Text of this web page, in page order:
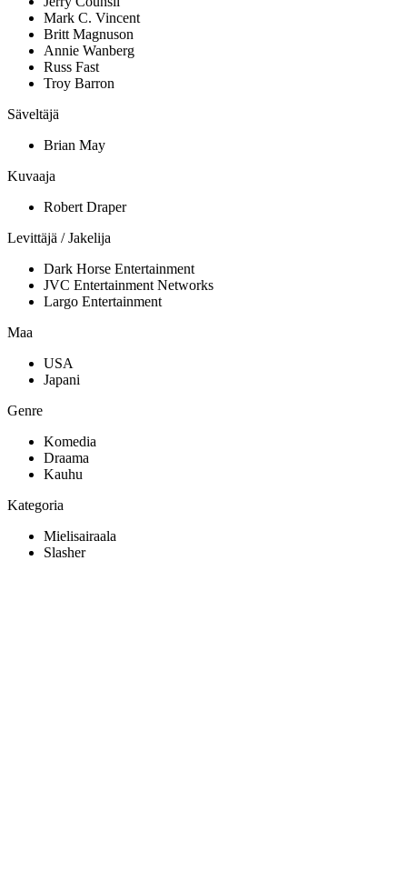
Mark C. Vincent
Britt Magnuson
Annie Wanberg
Russ Fast
Troy Barron
Säveltäjä
Brian May
Kuvaaja
Robert Draper
Levittäjä / Jakelija
Dark Horse Entertainment
JVC Entertainment Networks
Largo Entertainment
Maa
USA
Japani
Genre
Komedia
Draama
Kauhu
Kategoria
Mielisairaala
Slasher